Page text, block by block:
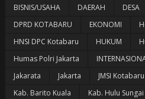
BISNIS/USAHA
DAERAH DESA
DPRD KOTABARU
EKONOMI
HNSI DPC Kotabaru
HUKUM
Humas Polri Jakarta
Jakarata
Jakarta JMSI Kotabaru
Kab. Barito Kuala
Kab. Hulu Sungai